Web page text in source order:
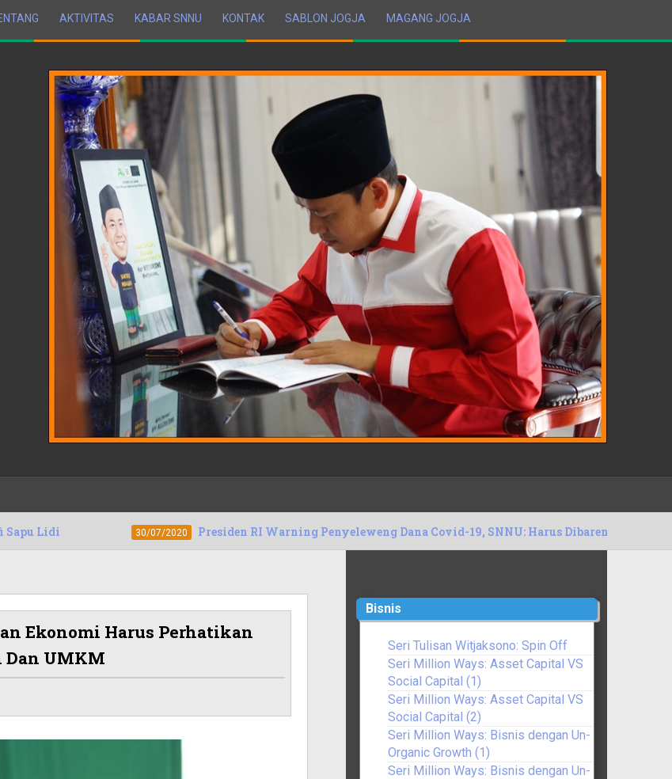
AKTIVITAS KABAR SNNU KONTAK SABLON JOGJA MAGANG JOGJA
30/07/2020 Presiden RI Warning Penyeleweng Dana Covid-19, SNNU: Harus Dibarengi Dengan Target Kerja
Ekonomi Harus Perhatikan
Dan UMKM
Bisnis
Seri Tulisan Witjaksono: Spin Off
Seri Million Ways: Asset Capital VS
Social Capital (1)
Seri Million Ways: Asset Capital VS
Social Capital (2)
Seri Million Ways: Bisnis dengan Un-
Organic Growth (1)
Seri Million Ways: Bisnis dengan Un-